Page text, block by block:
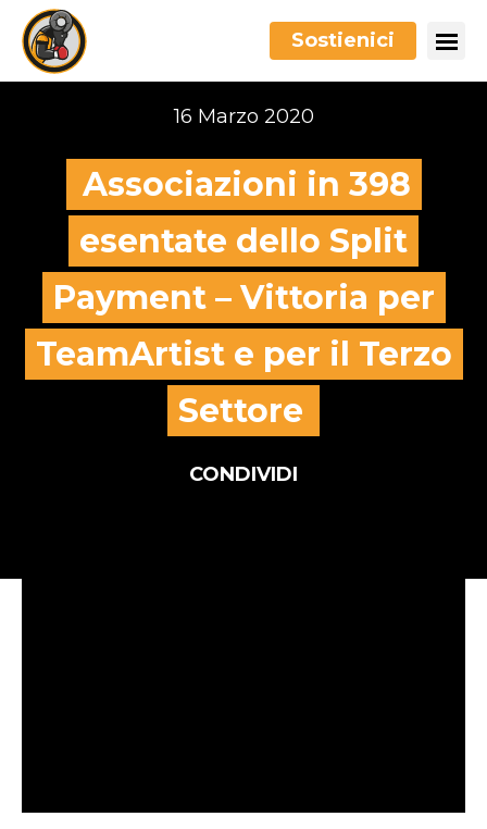
Sostienici
16 Marzo 2020
Associazioni in 398
esentate dello Split
Payment – Vittoria per
TeamArtist e per il Terzo
Settore
CONDIVIDI